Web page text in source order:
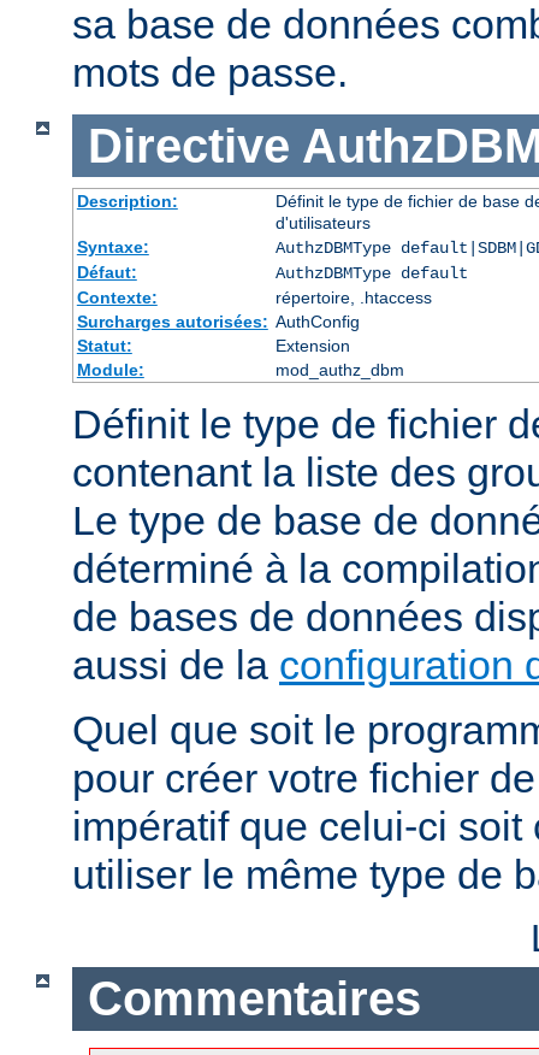
sa base de données
mots de passe.
Directive
Description:
Définit le type de fichier de base
d'utilisateurs
Syntaxe:
AuthzDBMType
Défaut:
AuthzDBMType default
Contexte:
répertoire, .htaccess
Surcharges autorisées: AuthConfig
Statut:
Extension
Module:
mod_authz_dbm
Définit le type de fichier
contenant la liste des
Le type de base de
déterminé à la
de bases de données
aussi de la configuration
Quel que soit le
pour créer votre fichier
impératif que celui-ci soit
utiliser le même type de
Commentaires